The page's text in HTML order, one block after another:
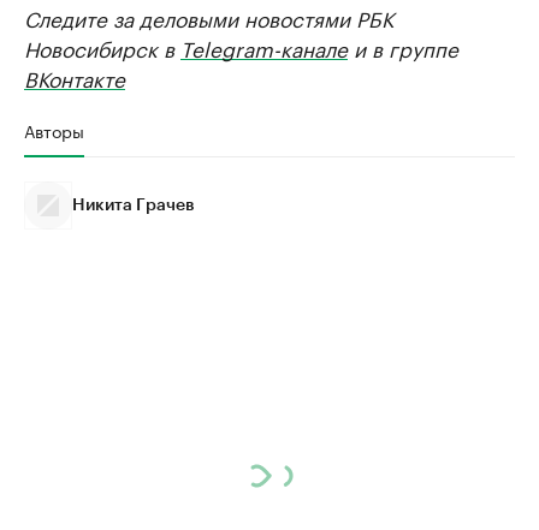
Следите за деловыми новостями РБК
Новосибирск в Telegram-каналеи в группе
ВКонтакте
Авторы
Никита Грачев